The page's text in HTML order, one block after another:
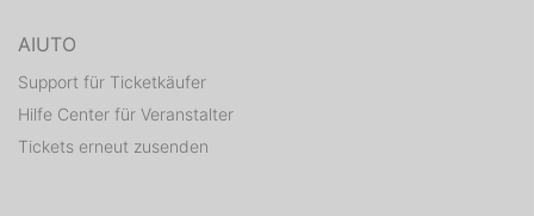
AIUTO
Support für Ticketkäufer
Hilfe Center für Veranstalter
Tickets erneut zusenden